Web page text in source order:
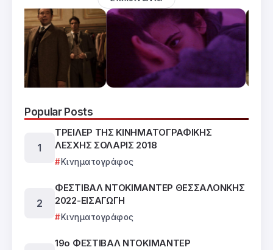
Popular Posts
ΤΡΕΙΛΕΡ ΤΗΣ ΚΙΝΗΜΑΤΟΓΡΑΦΙΚΗΣ
ΛΕΣΧΗΣ ΣΟΛΑΡΙΣ 2018
Κινηματογράφος
ΦΕΣΤΙΒΑΛ ΝΤΟΚΙΜΑΝΤΕΡ ΘΕΣΣΑΛΟΝΚΗΣ
2022-ΕΙΣΑΓΩΓΗ
Κινηματογράφος
19ο ΦΕΣΤΙΒΑΛ ΝΤΟΚΙΜΑΝΤΕΡ